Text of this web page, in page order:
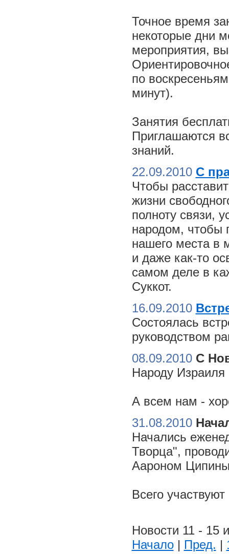
Точное время
некоторые дни
мероприятия,
по
минут).
Занятия
Приглашаются
знаний.
22.09.2010 С
Чтобы
жизни
полноту связи,
народом, чтобы
нашего места в
и даже как-то
самом деле в
Суккот.
16.09.2010
Состоялась
руководством
08.09.2010 С
Народу Израиля
А всем нам -
31.08.2010
Начались
Творца",
Аароном
Всего
Новости 11 - 15
Начало| Пред. |